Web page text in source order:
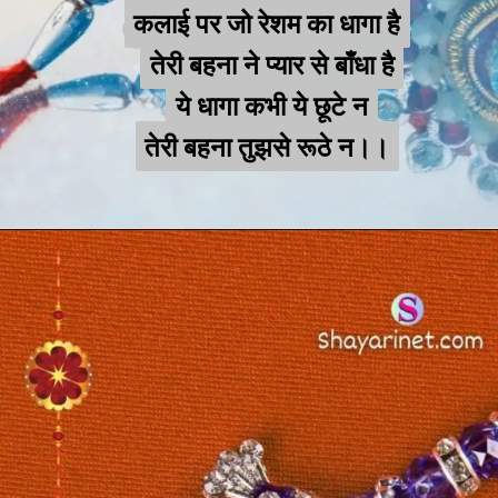
कलाई पर जो रेशम का धागा है
तेरी बहना ने प्यार से बाँधा है
ये धागा कभी ये छूटे न
तेरी बहना तुझसे रूठे न।।
कलाई पर जो रेशम का धागा है
तेरी बहना ने प्यार से बाँधा है
ये धागा कभी ये छूटे न
तेरी बहना तुझसे रूठे न।।